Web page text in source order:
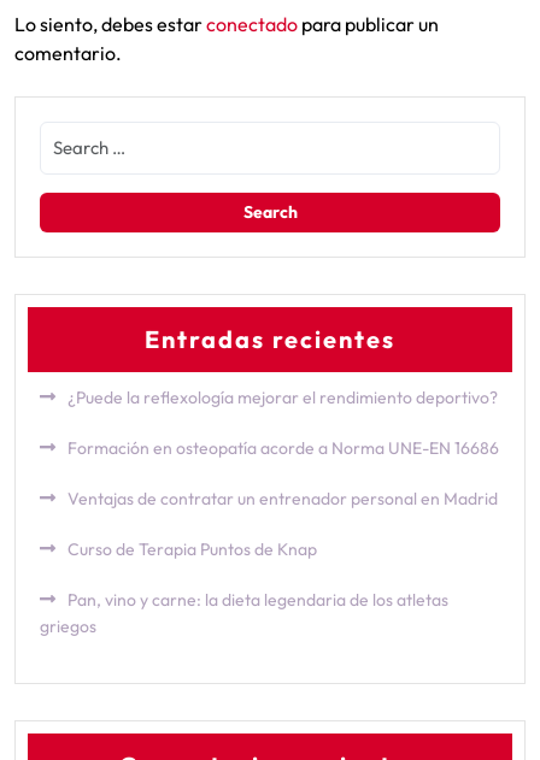
Lo siento, debes estarconectado para publicar un
comentario.
Entradas recientes
¿Puede la reflexología mejorar el rendimiento deportivo?
Formación en osteopatía acorde a Norma UNE-EN 16686
Ventajas de contratar un entrenador personal en Madrid
Curso de Terapia Puntos de Knap
Pan, vino y carne: la dieta legendaria de los atletas
griegos